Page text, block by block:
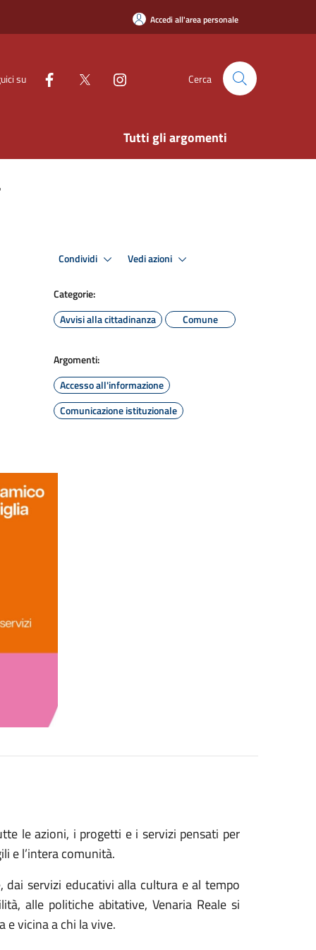
Accedi all'area personale
su Cerca
Tutti gli argomenti
Condividi Vedi azioni
Categorie:
Avvisi alla cittadinanza
Comune
Argomenti:
Accesso all'informazione
Comunicazione istituzionale
le azioni, i progetti e i servizi pensati per
e l’intera comunità.
dai servizi educativi alla cultura e al tempo
alle politiche abitative, Venaria Reale si
e vicina a chi la vive.